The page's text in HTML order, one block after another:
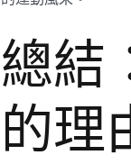
總結
的理